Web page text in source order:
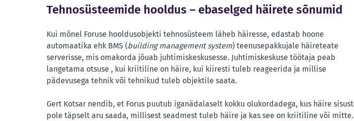
Tehnosüsteemide hooldus – ebaselged häirete sõnumid
Kui mõnel Foruse hooldusobjekti tehnosüsteem läheb häiresse, edastab hoone
automaatika ehk BMS (building management system) teenusepakkujale häireteate
serverisse, mis omakorda jõuab juhtimiskeskusesse. Juhtimiskeskuse töötaja peab
langetama otsuse , kui kriitiline on häire, kui kiiresti tuleb reageerida ja millise
pädevusega tehnik või tehnikud tuleb objektile saata.
Gert Kotsar nendib, et Forus puutub iganädalaselt kokku olukordadega, kus häire sisust
pole täpselt aru saada, millisest seadmest tuleb häire ja kas see on kriitiline või mitte.